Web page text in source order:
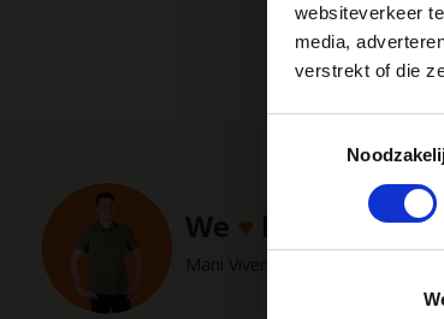
websiteverkeer
media,
verstrekt of die
We ♥ health &
Mani Vivendi